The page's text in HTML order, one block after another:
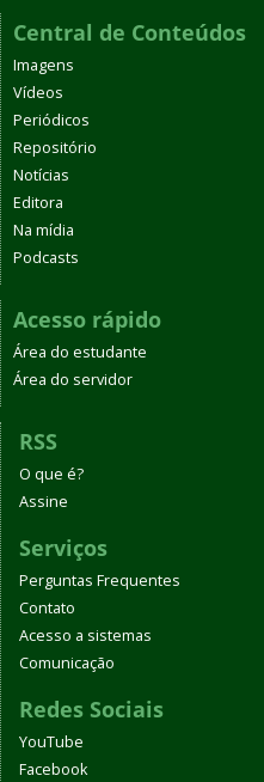
Central de Conteúdos
Imagens
Vídeos
Periódicos
Repositório
Notícias
Editora
Na mídia
Podcasts
Acesso rápido
Área do estudante
Área do servidor
RSS
O que é?
Assine
Serviços
Perguntas Frequentes
Contato
Acesso a sistemas
Comunicação
Redes Sociais
YouTube
Facebook